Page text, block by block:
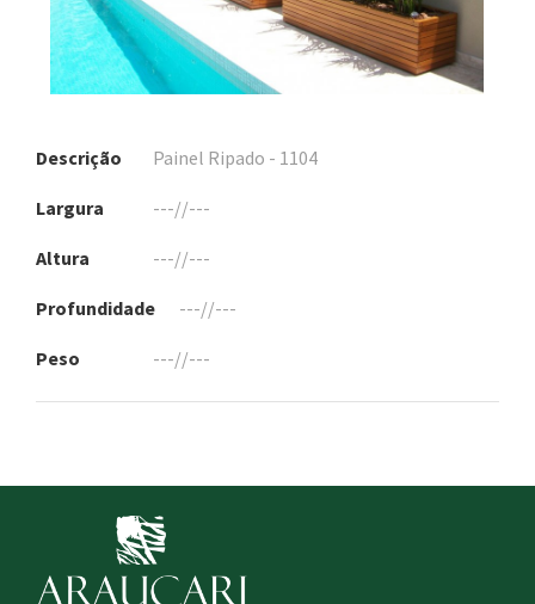
Descrição Painel Ripado - 1104
Largura ---//---
Altura ---//---
Profundidade ---//---
Peso ---//---